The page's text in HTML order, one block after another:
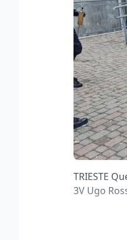
TRIESTE
3V Ugo